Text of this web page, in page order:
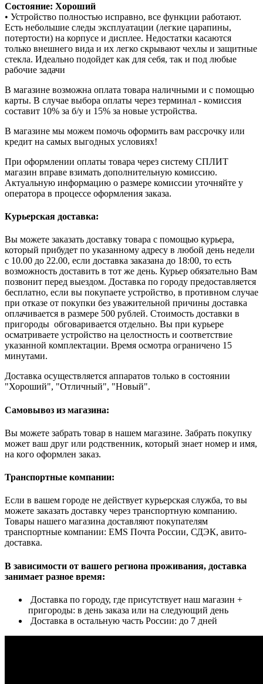
Состояние: Хороший
• Устройство полностью исправно, все функции работают.
Есть небольшие следы эксплуатации (легкие царапины,
потертости) на корпусе и дисплее. Недостатки касаются
только внешнего вида и их легко скрывают чехлы и защитные
стекла. Идеально подойдет как для себя, так и под любые
рабочие задачи
В магазине возможна оплата товара наличными и с помощью
карты. В случае выбора оплаты через терминал - комиссия
составит 10% за б/у и 15% за новые устройства.
В магазине мы можем помочь оформить вам рассрочку или
кредит на самых выгодных условиях!
При оформлении оплаты товара через систему СПЛИТ
магазин вправе взимать дополнительную комиссию.
Актуальную информацию о размере комиссии уточняйте у
оператора в процессе оформления заказа.
Курьерская доставка:
Вы можете заказать доставку товара с помощью курьера,
который прибудет по указанному адресу в любой день недели
с 10.00 до 22.00, если доставка заказана до 18:00, то есть
возможность доставить в тот же день. Курьер обязательно Вам
позвонит перед выездом. Доставка по городу предоставляется
бесплатно, если вы покупаете устройство, в противном случае
при отказе от покупки без уважительной причины доставка
оплачивается в размере 500 рублей. Стоимость доставки в
пригороды обговаривается отдельно. Вы при курьере
осматриваете устройство на целостность и соответствие
указанной комплектации. Время осмотра ограничено 15
минутами.
Доставка осуществляется аппаратов только в состоянии
"Хороший", "Отличный", "Новый".
Самовывоз из магазина:
Вы можете забрать товар в нашем магазине. Забрать покупку
может ваш друг или родственник, который знает номер и имя,
на кого оформлен заказ.
Транспортные компании:
Если в вашем городе не действует курьерская служба, то вы
можете заказать доставку через транспортную компанию.
Товары нашего магазина доставляют покупателям
транспортные компании: EMS Почта России, СДЭК, авито-
доставка.
В зависимости от вашего региона проживания, доставка
занимает разное время:
Доставка по городу, где присутствует наш магазин +
пригороды: в день заказа или на следующий день
Доставка в остальную часть России: до 7 дней